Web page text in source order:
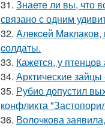
31. Знаете ли вы, что
связано с одним
32. Aлeкceй
cолдаты.
33. Кажется, у
34. Арктические
35. Рубио допустил
конфликта
36. Волочкова